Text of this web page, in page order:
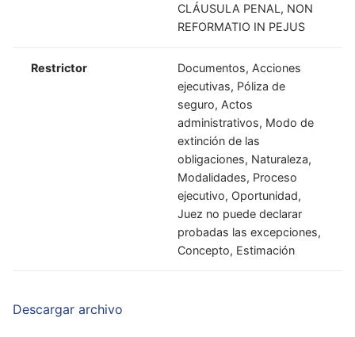
CLÁUSULA PENAL, NON
REFORMATIO IN PEJUS
Restrictor
Documentos, Acciones
ejecutivas, Póliza de
seguro, Actos
administrativos, Modo de
extinción de las
obligaciones, Naturaleza,
Modalidades, Proceso
ejecutivo, Oportunidad,
Juez no puede declarar
probadas las excepciones,
Concepto, Estimación
Descargar archivo